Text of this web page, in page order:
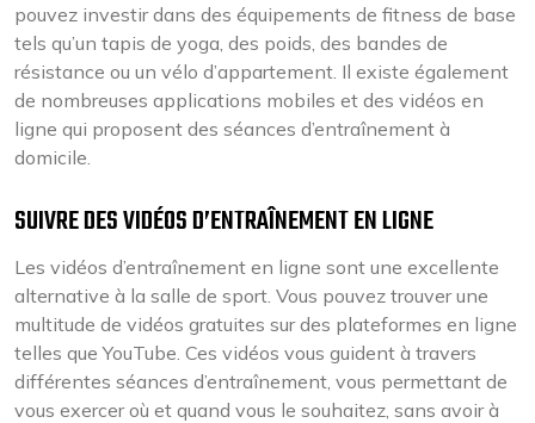
pouvez investir dans des équipements de fitness de base
tels qu’un tapis de yoga, des poids, des bandes de
résistance ou un vélo d’appartement. Il existe également
de nombreuses applications mobiles et des vidéos en
ligne qui proposent des séances d’entraînement à
domicile.
SUIVRE DES VIDÉOS D’ENTRAÎNEMENT EN LIGNE
Les vidéos d’entraînement en ligne sont une excellente
alternative à la salle de sport. Vous pouvez trouver une
multitude de vidéos gratuites sur des plateformes en ligne
telles que YouTube. Ces vidéos vous guident à travers
différentes séances d’entraînement, vous permettant de
vous exercer où et quand vous le souhaitez, sans avoir à